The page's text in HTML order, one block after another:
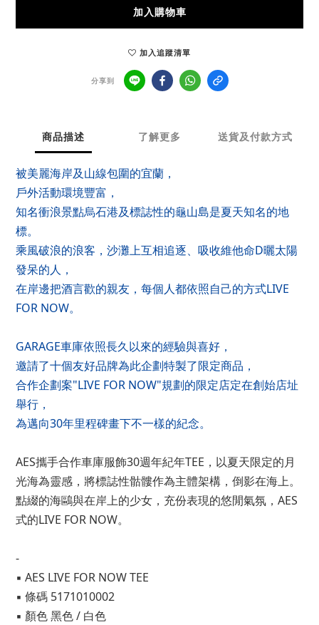
加入購物車
加入追蹤清單
分享到
商品描述 了解更多 送貨及付款方式
被美麗海岸及山線包圍的宜蘭，
戶外活動環境豐富，
知名衝浪景點烏石港及標誌性的龜山島是夏天知名的地
標。
乘風破浪的浪客，沙灘上互相追逐、吸收維他命D曬太陽
發呆的人，
在岸邊把酒言歡的親友，每個人都依照自己的方式LIVE
FOR NOW。
GARAGE車庫依照長久以來的經驗與喜好，
邀請了十個友好品牌為此企劃特製了限定商品，
合作企劃案"LIVE FOR NOW"規劃的限定店定在創始店址
舉行，
為邁向30年里程碑畫下不一樣的紀念。
AES攜手合作車庫服飾30週年紀年TEE，以夏天限定的月
光海為靈感，將標誌性骷髏作為主體架構，倒影在海上。
點綴的海鷗與在岸上的少女，充份表現的悠閒氣氛，AES
式的LIVE FOR NOW。
-
▪ AES LIVE FOR NOW TEE
▪ 條碼 5171010002
▪ 顏色 黑色 / 白色